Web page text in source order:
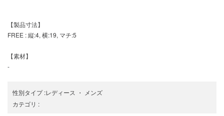
【製品寸法】
FREE : 縦:4, 横:19, マチ:5
【素材】
-
性別タイプ:レディース ・
メンズ
カテゴリ :